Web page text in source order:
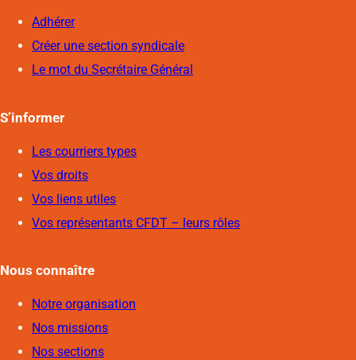
Adhérer
Créer une section syndicale
Le mot du Secrétaire Général
S’informer
Les courriers types
Vos droits
Vos liens utiles
Vos représentants CFDT – leurs rôles
Nous connaître
Notre organisation
Nos missions
Nos sections